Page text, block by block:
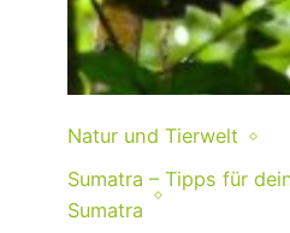
Natur und Tierwelt
Sumatra – Tipps für
Sumatra